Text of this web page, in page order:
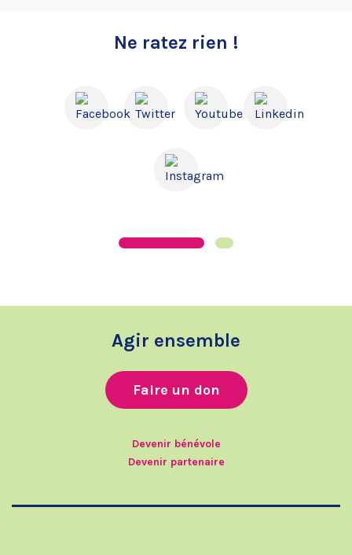
Ne ratez rien !
Agir ensemble
Faire un don
Devenir bénévole
Devenir partenaire